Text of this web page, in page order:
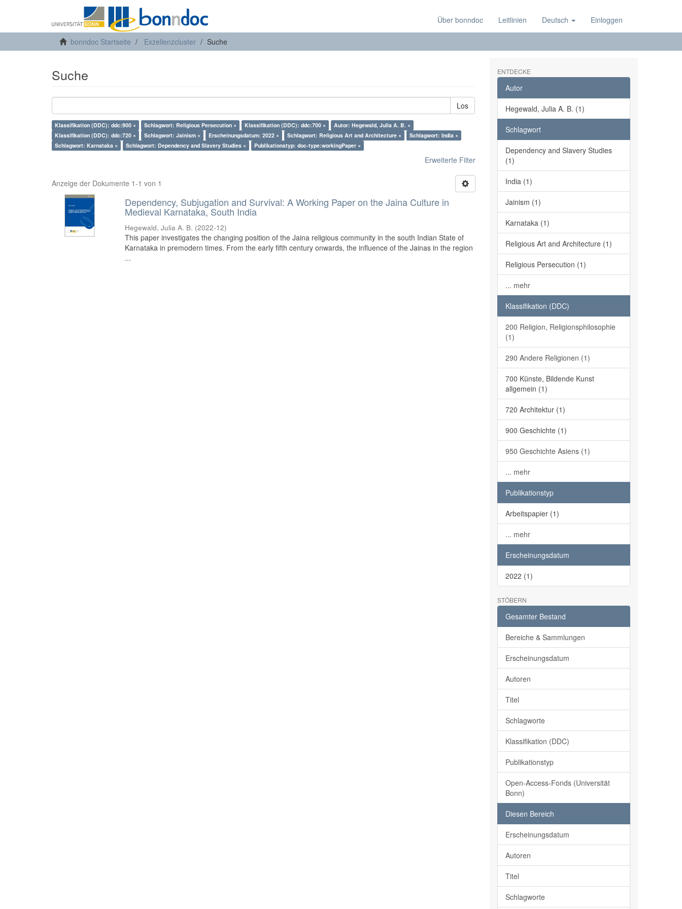
Über bonndoc Leitlinien Deutsch Einloggen
bonndoc Startseite Exzellenzcluster Suche
Suche
Los
Klassifikation (DDC): ddc:900 × Schlagwort: Religious Persecution × Klassifikation (DDC): ddc:700 ×
Autor: Hegewald, Julia A. B. ×
Klassifikation (DDC): ddc:720 ×
Schlagwort: Jainism × Erscheinungsdatum: 2022 × Schlagwort: Religious Art and Architecture ×
Schlagwort: India ×
Schlagwort: Karnataka ×
Schlagwort: Dependency and Slavery Studies × Publikationstyp: doc-type:workingPaper ×
Erweiterte Filter
Anzeige der Dokumente 1-1 von 1
Dependency, Subjugation and Survival: A Working Paper on the Jaina Culture in
Medieval Karnataka, South India
Hegewald, Julia A. B. (2022-12)
This paper investigates the changing position of the Jaina religious community in the south Indian State of
Karnataka in premodern times. From the early fifth century onwards, the influence of the Jainas in the region
...
ENTDECKE
Autor
Hegewald, Julia A. B. (1)
Schlagwort
Dependency and Slavery Studies
(1)
India (1)
Jainism (1)
Karnataka (1)
Religious Art and Architecture (1)
Religious Persecution (1)
... mehr
Klassifikation (DDC)
200 Religion, Religionsphilosophie
(1)
290 Andere Religionen (1)
700 Künste, Bildende Kunst
allgemein (1)
720 Architektur (1)
900 Geschichte (1)
950 Geschichte Asiens (1)
... mehr
Publikationstyp
Arbeitspapier (1)
... mehr
Erscheinungsdatum
2022 (1)
STÖBERN
Gesamter Bestand
Bereiche & Sammlungen
Erscheinungsdatum
Autoren
Titel
Schlagworte
Klassifikation (DDC)
Publikationstyp
Open-Access-Fonds (Universität
Bonn)
Diesen Bereich
Erscheinungsdatum
Autoren
Titel
Schlagworte